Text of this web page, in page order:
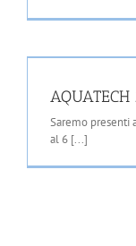
Saremo presenti
al 6 [...]